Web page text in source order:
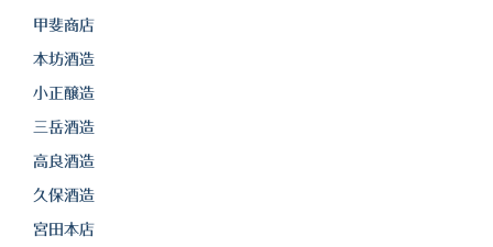
甲斐商店
本坊酒造
小正醸造
三岳酒造
高良酒造
久保酒造
宮田本店